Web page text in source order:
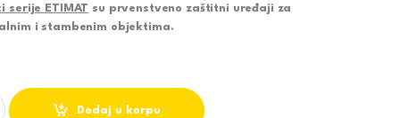
serije ETIMAT su prvenstveno zaštitni uređaji za
i stambenim objektima.
B 10A ETIMAT 002111514 quantity
Dodaj u korpu